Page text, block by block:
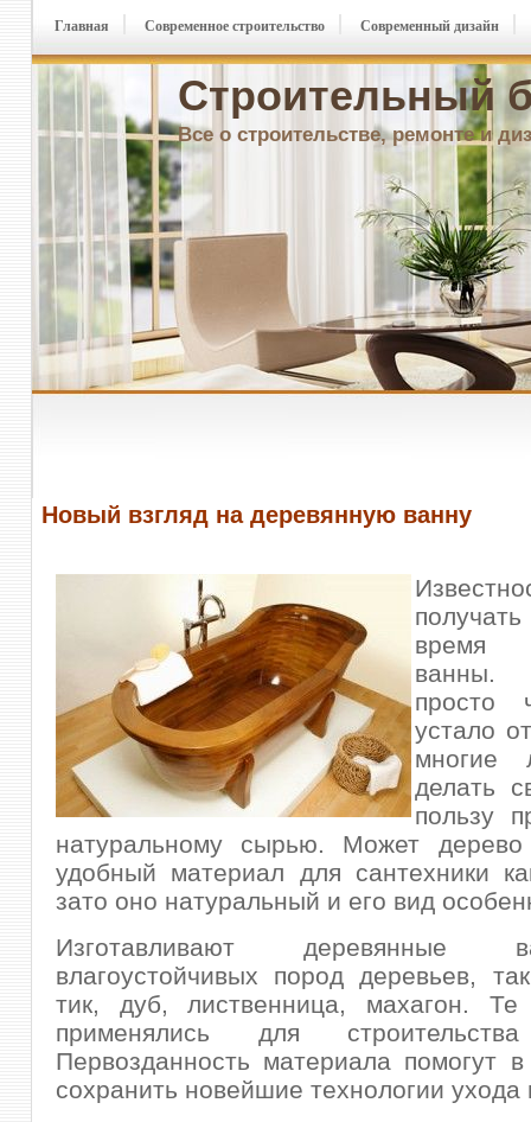
Строительный
Все о строительстве, ремонте и
Главная Современное строительство Современный дизайн
Новый взгляд на деревянную ванну
время
просто
устало
многие
делать
пользу
натуральному сырью. Может
удобный материал для сантехники
зато оно натуральный и его вид
Изготавливают
влагоустойчивых пород деревьев,
тик, дуб, лиственница, махагон.
применялись для
Первозданность материала помогут
сохранить новейшие технологии